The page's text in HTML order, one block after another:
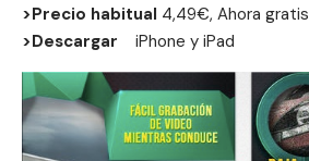
>Precio habitual 4,49€, Ahora gratis
>Descargar iPhone y iPad